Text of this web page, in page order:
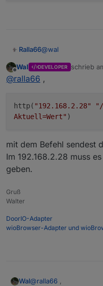
Ralla66@wal
so ?
Bezug Aktuell=0
>T ; alle 10
Offline
Wal DEVELOPER schrieb
zuletzt
@ralla66 ,
http( "192.168.2.28"
"/
Aktuell=Wert" )
mit dem Befehl sendest
Im 192.168.2.28 muss
geben.
Gruß
Walter
DoorIO-Adapter
wioBrowser-Adapter und
Wal@ralla66